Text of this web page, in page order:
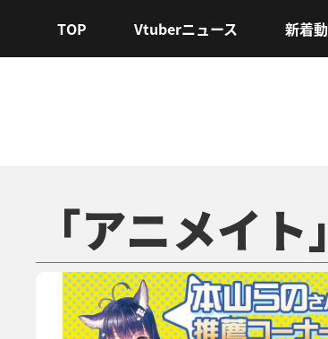
TOP Vtuberニュース 新着
「アニメイ